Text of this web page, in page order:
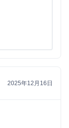
2025年12月16日